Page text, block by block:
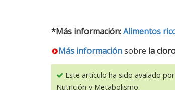
*Más información:Alimentos
Más informaciónsobre la
Este artículo ha sido avalado por
Nutrición y Metabolismo.